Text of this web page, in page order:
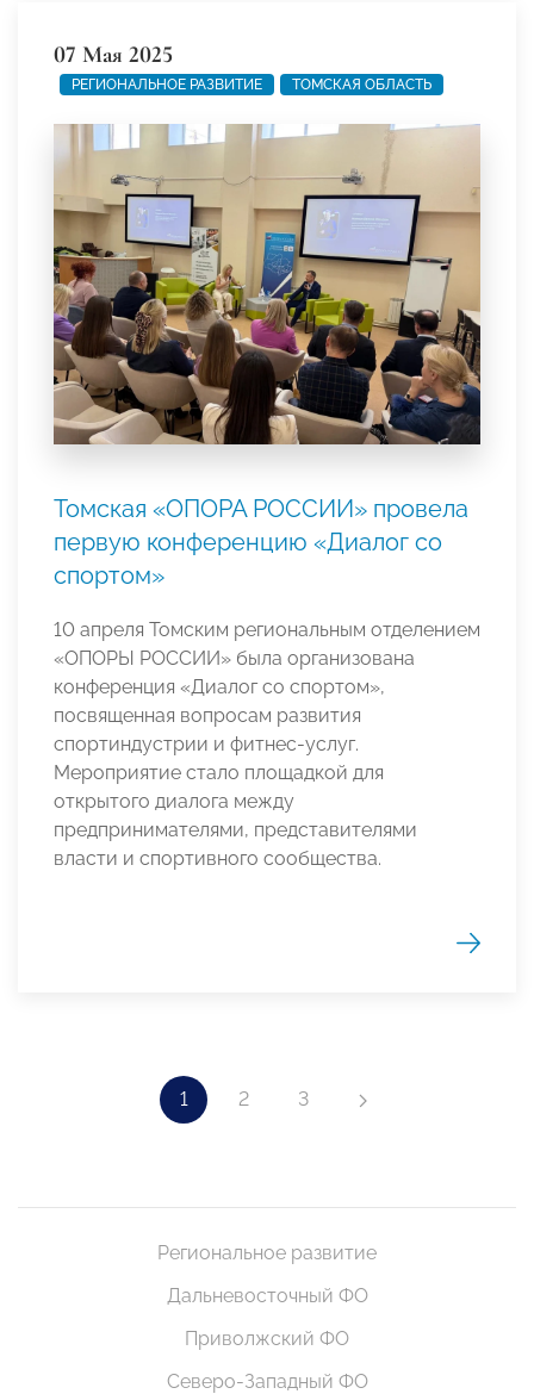
07 Мая 2025
РЕГИОНАЛЬНОЕ РАЗВИТИЕ ТОМСКАЯ ОБЛАСТЬ
Томская «ОПОРА РОССИИ» провела
первую конференцию «Диалог со
спортом»
10 апреля Томским региональным отделением
«ОПОРЫ РОССИИ» была организована
конференция «Диалог со спортом»,
посвященная вопросам развития
спортиндустрии и фитнес-услуг.
Мероприятие стало площадкой для
открытого диалога между
предпринимателями, представителями
власти и спортивного сообщества.
1 2 3
Региональное развитие
Дальневосточный ФО
Приволжский ФО
Северо-Западный ФО